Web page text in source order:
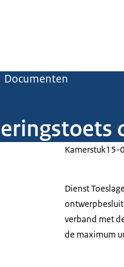
Documenten
Kamerstuk15-
Dienst
verband met
de maximum